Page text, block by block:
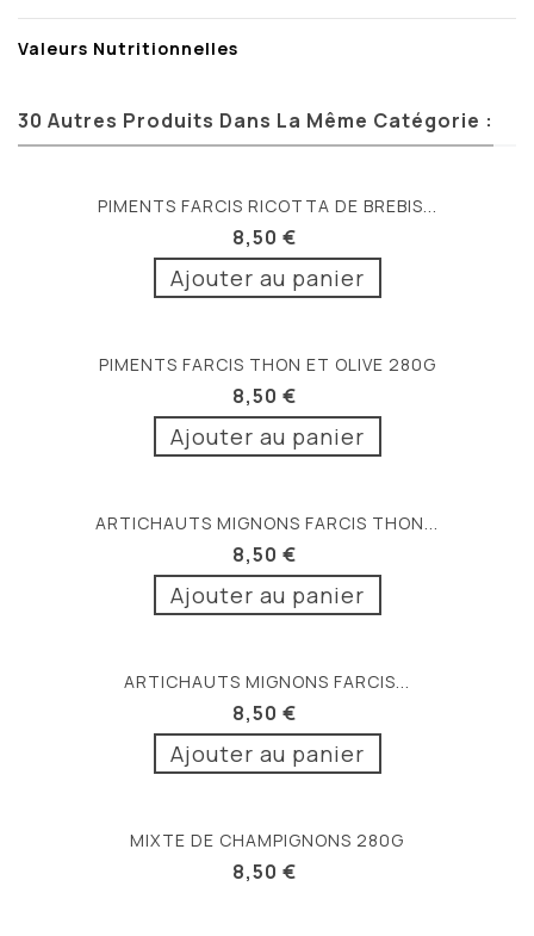
Valeurs Nutritionnelles
30 Autres Produits Dans La Même Catégorie :
PIMENTS FARCIS RICOTTA DE BREBIS...
8,50 €
Ajouter au panier
PIMENTS FARCIS THON ET OLIVE 280G
8,50 €
Ajouter au panier
ARTICHAUTS MIGNONS FARCIS THON...
8,50 €
Ajouter au panier
ARTICHAUTS MIGNONS FARCIS...
8,50 €
Ajouter au panier
MIXTE DE CHAMPIGNONS 280G
8,50 €